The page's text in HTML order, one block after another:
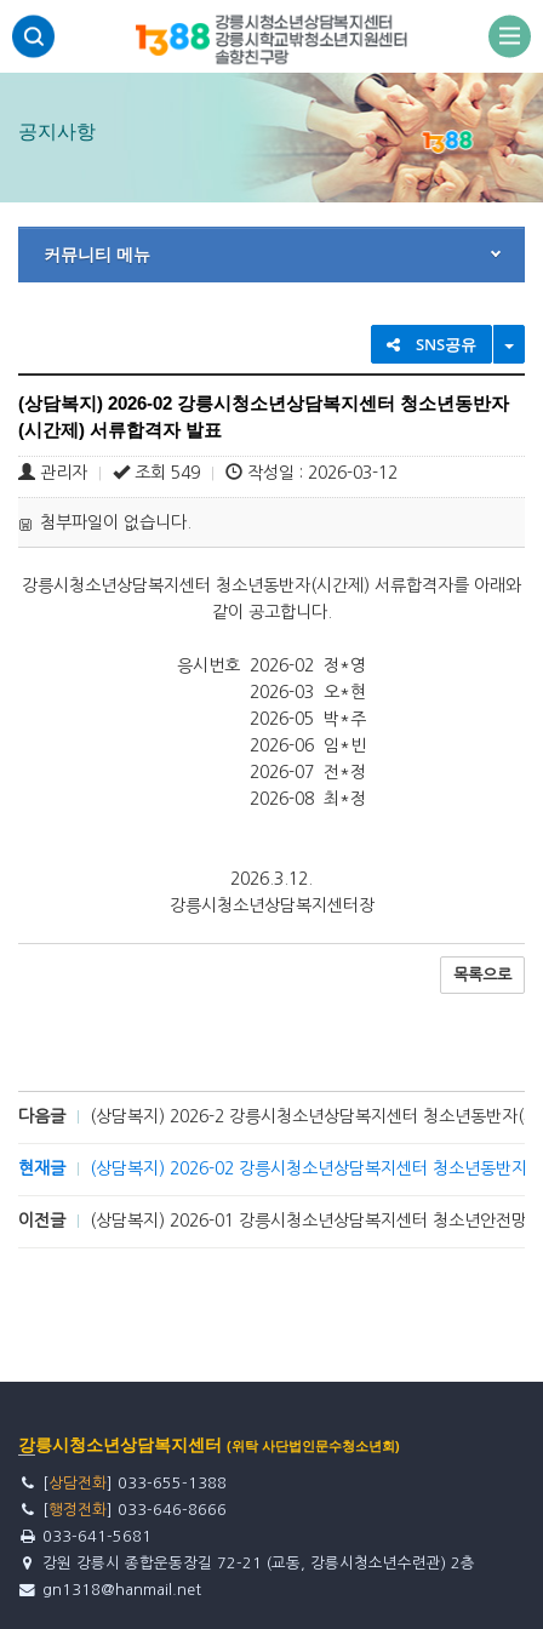
본문 바로가기
주메뉴 바로가기
하단 바로가기
공지사항
커뮤니티 메뉴
SNS공유
(상담복지) 2026-02 강릉시청소년상담복지센터 청소년동반자
(시간제) 서류합격자 발표
관리자 조회 549 작성일 : 2026-03-12
첨부파일이 없습니다.
강릉시청소년상담복지센터 청소년동반자(시간제) 서류합격자를 아래와
같이 공고합니다.
응시번호 2026-02 정*영
2026-03 오*현
2026-05 박*주
2026-06 임*빈
2026-07 전*정
2026-08 최*정
2026.3.12.
강릉시청소년상담복지센터장
목록으로
다음글 (상담복지) 2026-2 강릉시청소년상담복지센터 청소년동반자(
현재글 (상담복지) 2026-02 강릉시청소년상담복지센터 청소년동반자(
이전글 (상담복지) 2026-01 강릉시청소년상담복지센터 청소년안전망
강릉시청소년상담복지센터 (위탁 사단법인문수청소년회)
[상담전화] 033-655-1388
[행정전화] 033-646-8666
033-641-5681
강원 강릉시 종합운동장길 72-21 (교동, 강릉시청소년수련관) 2층
gn1318@hanmail.net